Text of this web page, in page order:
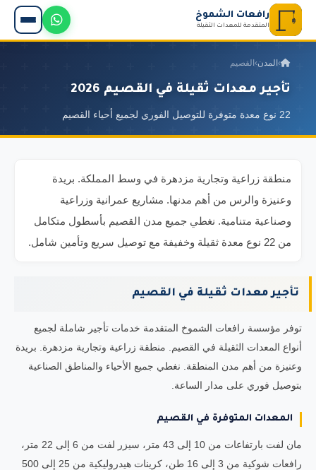
رافعات الشموخ
المتقدمة للمعدات الثقيلة
› المدن› القصيم
تأجير معدات ثقيلة في القصيم 2026
22 نوع معدة متوفرة للتوصيل الفوري لجميع أحياء القصيم
منطقة زراعية وتجارية مزدهرة في وسط المملكة. بريدة
وعنيزة والرس من أهم مدنها. مشاريع عمرانية وزراعية
وصناعية متنامية. نغطي جميع مدن القصيم بأسطول متكامل
من 22 نوع معدة ثقيلة وخفيفة مع توصيل سريع وتأمين شامل.
تأجير معدات ثقيلة في القصيم
توفر مؤسسة رافعات الشموخ المتقدمة خدمات تأجير شاملة لجميع
أنواع المعدات الثقيلة في القصيم. منطقة زراعية وتجارية مزدهرة. بريدة
وعنيزة من أهم مدن المنطقة. نغطي جميع الأحياء والمناطق الصناعية
بتوصيل فوري على مدار الساعة.
المعدات المتوفرة في القصيم
مان لفت بارتفاعات من 10 إلى 43 متر، سيزر لفت من 6 إلى 22 متر،
رافعات شوكية من 3 إلى 16 طن، كرينات هيدروليكية من 25 إلى 500